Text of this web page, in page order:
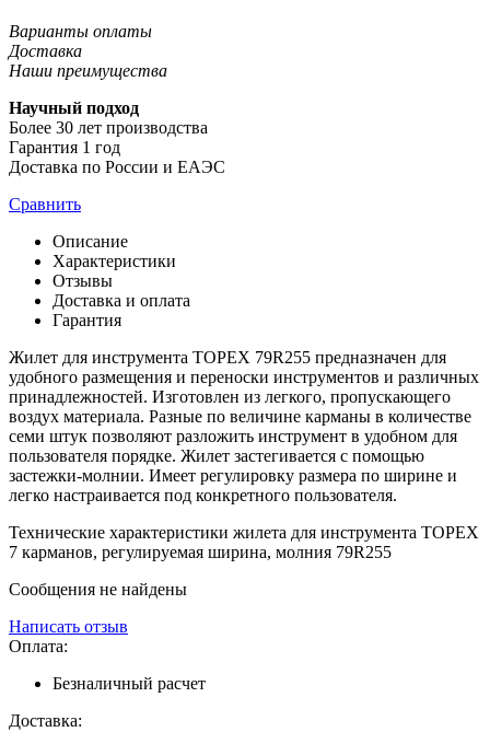
Варианты оплаты
Доставка
Наши преимущества
Научный подход
Более 30 лет производства
Гарантия 1 год
Доставка по России и ЕАЭС
Сравнить
Описание
Характеристики
Отзывы
Доставка и оплата
Гарантия
Жилет для инструмента TOPEX 79R255 предназначен для
удобного размещения и переноски инструментов и различных
принадлежностей. Изготовлен из легкого, пропускающего
воздух материала. Разные по величине карманы в количестве
семи штук позволяют разложить инструмент в удобном для
пользователя порядке. Жилет застегивается с помощью
застежки-молнии. Имеет регулировку размера по ширине и
легко настраивается под конкретного пользователя.
Технические характеристики жилета для инструмента TOPEX
7 карманов, регулируемая ширина, молния 79R255
Сообщения не найдены
Написать отзыв
Оплата:
Безналичный расчет
Доставка: